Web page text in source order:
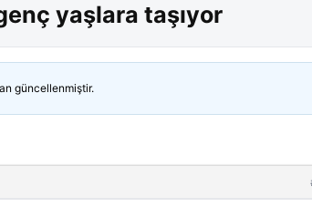
yaşlara taşıyor
güncellenmiştir.